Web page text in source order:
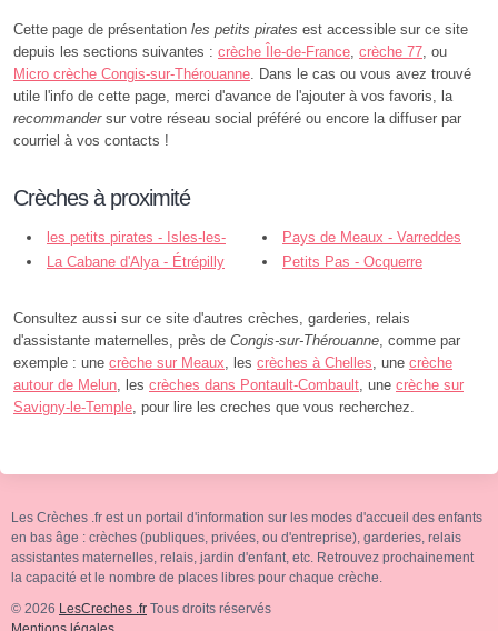
Cette page de présentation les petits pirates est accessible sur ce site
depuis les sections suivantes : crèche Île-de-France crèche 77 , ou
Micro crèche Congis-sur-Thérouanne . Dans le cas ou vous avez trouvé
utile l'info de cette page, merci d'avance de l'ajouter à vos favoris, la
recommandersur votre réseau social préféré ou encore la diffuser par
courriel à vos contacts !
Crèches à proximité
les petits pirates - Isles-les-
Meldeuses
Pays de Meaux - Varreddes
La Cabane d'Alya - Étrépilly
Petits Pas - Ocquerre
Consultez aussi sur ce site d'autres crèches, garderies, relais
d'assistante maternelles, près de Congis-sur-Thérouanne , comme par
exemple : une crèche sur Meaux , les crèches à Chelles , une crèche
autour de Melun , les crèches dans Pontault-Combault , une crèche sur
Savigny-le-Temple , pour lire les creches que vous recherchez.
Les Crèches .fr est un portail d'information sur les modes d'accueil des enfants
en bas âge : crèches (publiques, privées, ou d'entreprise), garderies, relais
assistantes maternelles, relais, jardin d'enfant, etc. Retrouvez prochainement
la capacité et le nombre de places libres pour chaque crèche.
© 2026 LesCreches .fr Tous droits réservés